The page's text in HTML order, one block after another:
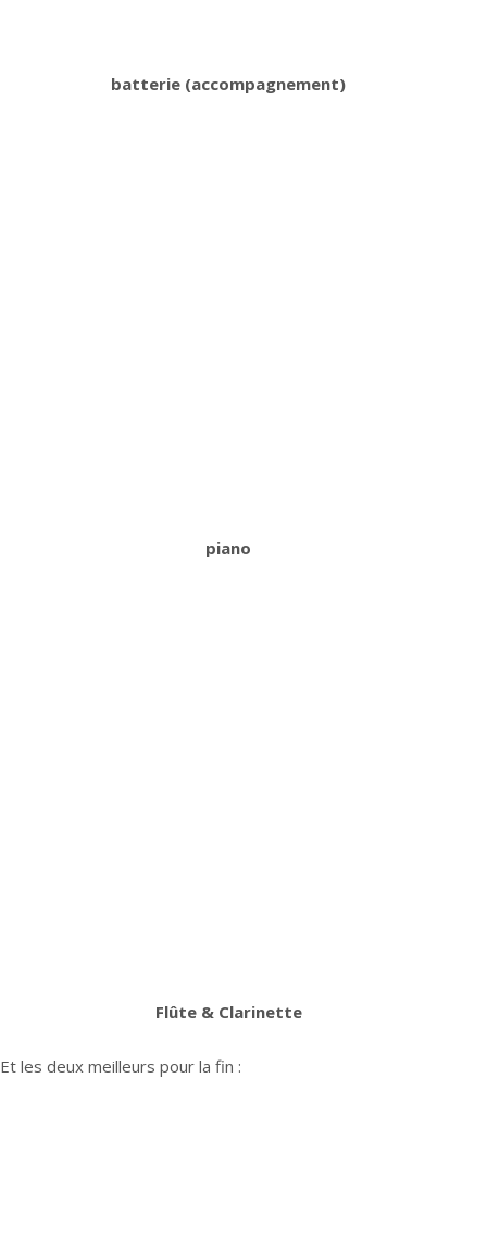
batterie (accompagnement)
piano
Flûte & Clarinette
Et les deux meilleurs pour la fin :